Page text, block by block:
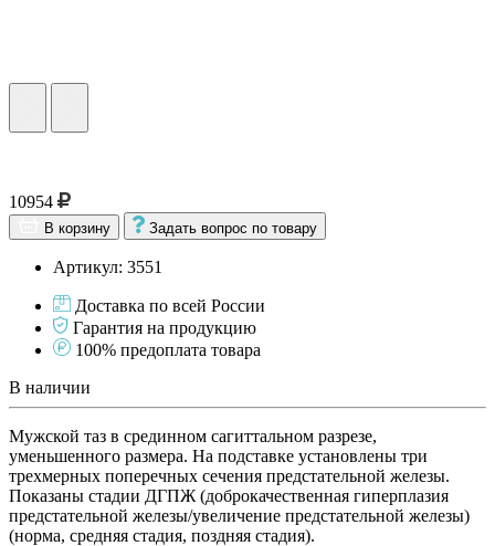
10954
В корзину Задать вопрос по товару
Артикул: 3551
Доставка по всей России
Гарантия на продукцию
100% предоплата товара
В наличии
Мужской таз в срединном сагиттальном разрезе,
уменьшенного размера. На подставке установлены три
трехмерных поперечных сечения предстательной железы.
Показаны стадии ДГПЖ (доброкачественная гиперплазия
предстательной железы/увеличение предстательной железы)
(норма, средняя стадия, поздняя стадия).